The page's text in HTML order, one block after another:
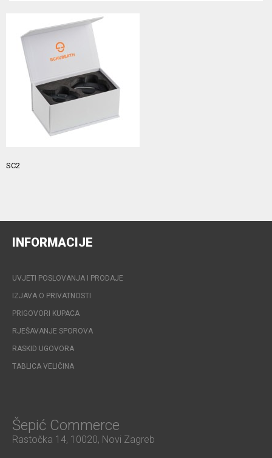
SC2
INFORMACIJE
UVJETI POSLOVANJA I PRODAJE
IZJAVA O PRIVATNOSTI
PRIGOVORI KUPACA
RJEŠAVANJE SPOROVA
RASKID UGOVORA
TABLICA VELIČINA
Šepić Commerce
Rastočka 14, 10020, Novi Zagreb